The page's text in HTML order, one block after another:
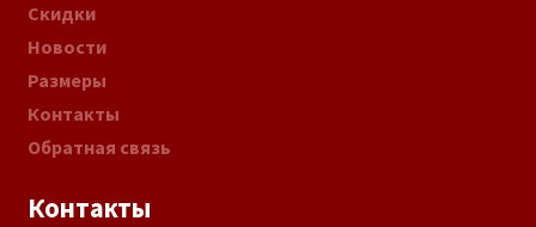
Скидки
Новости
Размеры
Контакты
Обратная связь
Контакты